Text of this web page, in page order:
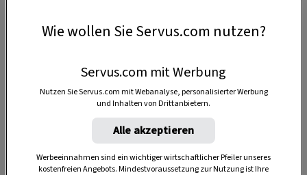
30 Minuten
Wie wollen Sie Servus.com nutzen?
Servus.com mit Werbung
Nutzen Sie Servus.com mit Webanalyse, personalisierter Werbung
und Inhalten von Drittanbietern.
Alle akzeptieren
Werbeeinnahmen sind ein wichtiger wirtschaftlicher Pfeiler unseres
kostenfreien Angebots. Mindestvoraussetzung zur Nutzung ist Ihre